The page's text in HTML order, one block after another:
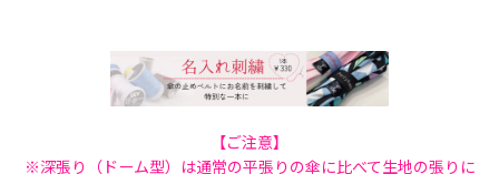
【ご注意】
※深張り（ドーム型）は通常の平張りの傘に比べて生地の張りに